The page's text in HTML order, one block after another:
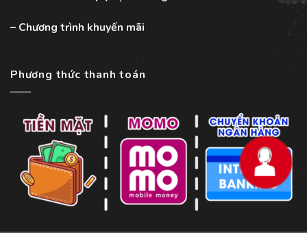
– Chương trình khuyến mãi
Phương thức thanh toán